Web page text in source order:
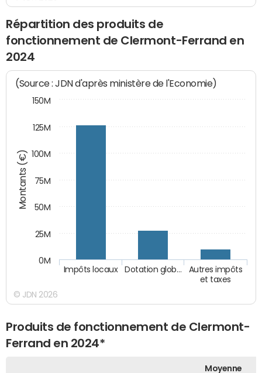
Répartition des produits de
fonctionnement de Clermont-Ferrand en
2024
Montants (€)
(Source : JDN d'après ministère de l'Economie)
Autres impôts
et taxes
Dotation glob…
Impôts locaux
0M
25M
50M
75M
100M
125M
150M
© JDN 2026
Produits de fonctionnement de Clermont-
Ferrand en 2024*
Moyenne